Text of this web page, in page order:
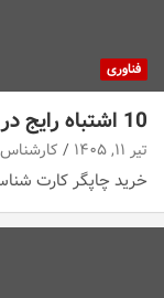
فناوری
10 اشتباه رایج در خرید چاپگر کارت شناسایی و راه‌حل آن‌ها
تیر ۱۱, ۱۴۰۵
خرید چاپگر کارت